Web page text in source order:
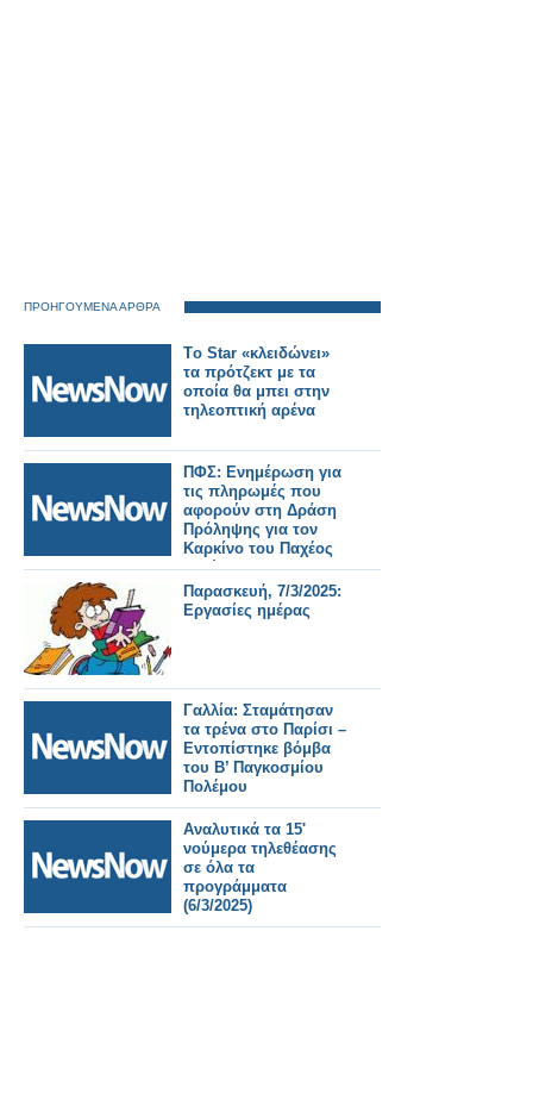
ΠΡΟΗΓΟΥΜΕΝΑ ΑΡΘΡΑ
Tο Star «κλειδώνει»
τα πρότζεκτ με τα
οποία θα μπει στην
τηλεοπτική αρένα
ΠΦΣ: Ενημέρωση για
τις πληρωμές που
αφορούν στη Δράση
Πρόληψης για τον
Καρκίνο του Παχέος
Εντέρου
Παρασκευή, 7/3/2025:
Εργασίες ημέρας
Γαλλία: Σταμάτησαν
τα τρένα στο Παρίσι –
Εντοπίστηκε βόμβα
του Β’ Παγκοσμίου
Πολέμου
Αναλυτικά τα 15'
νούμερα τηλεθέασης
σε όλα τα
προγράμματα
(6/3/2025)